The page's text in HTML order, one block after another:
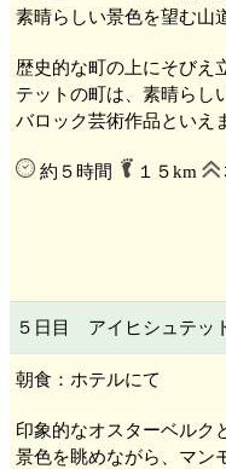
素晴らしい景色を望む山
歴史的な町の上にそびえ
テットの町は、素晴らし
バロック芸術作品といえ
約５時間 １５km
５日目 アイヒシュテッ
朝食：ホテルにて
印象的なオスターベルク
景色を眺めながら、マン